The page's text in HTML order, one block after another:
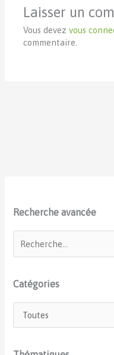
Laisser un
Vous devezvous
commentaire.
Recherche avancée
Catégories